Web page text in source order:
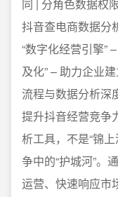
同 | 分角色数据权
抖音查电商数据分
“数字化经营引擎”
及化” – 助力企业
流程与数据分析深
提升抖音经营竞争
析工具，不是“锦
争中的“护城河”。
运营、快速响应市